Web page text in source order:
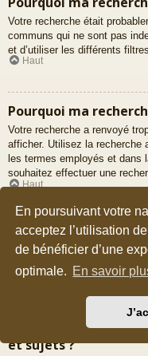
En poursuivant votre
acceptez l’utilisation
de bénéficier d’une
optimale. En savoir
Votre recherche était
communs qui ne sont pas
et d’utiliser les différents
Haut
Pourquoi ma
Votre recherche a renvoyé
afficher. Utilisez la recherche
les termes employés et dans
souhaitez effectuer une
Haut
Comment puis-je
Veuillez vous rendre sur la
« Trouver un membre ».
Haut
Comment puis-je
et sujets ?